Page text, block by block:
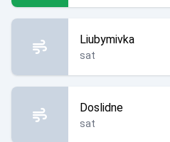
Liubymivka
sat
Doslidne
sat